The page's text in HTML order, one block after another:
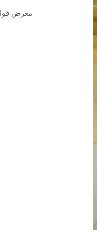
معرض